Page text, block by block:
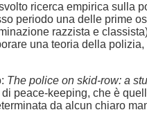
ricerca empirica sulla
periodo una delle prime
razzista e
una teoria della
The police on skid-row: a
peace-keeping, che è
da alcun chiaro